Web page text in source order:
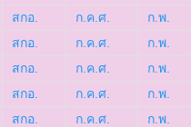
สกอ. ก.ค.ศ.
ก.พ.
สกอ. ก.ค.ศ.
ก.พ.
สกอ. ก.ค.ศ.
ก.พ.
สกอ. ก.ค.ศ.
ก.พ.
สกอ. ก.ค.ศ.
ก.พ.